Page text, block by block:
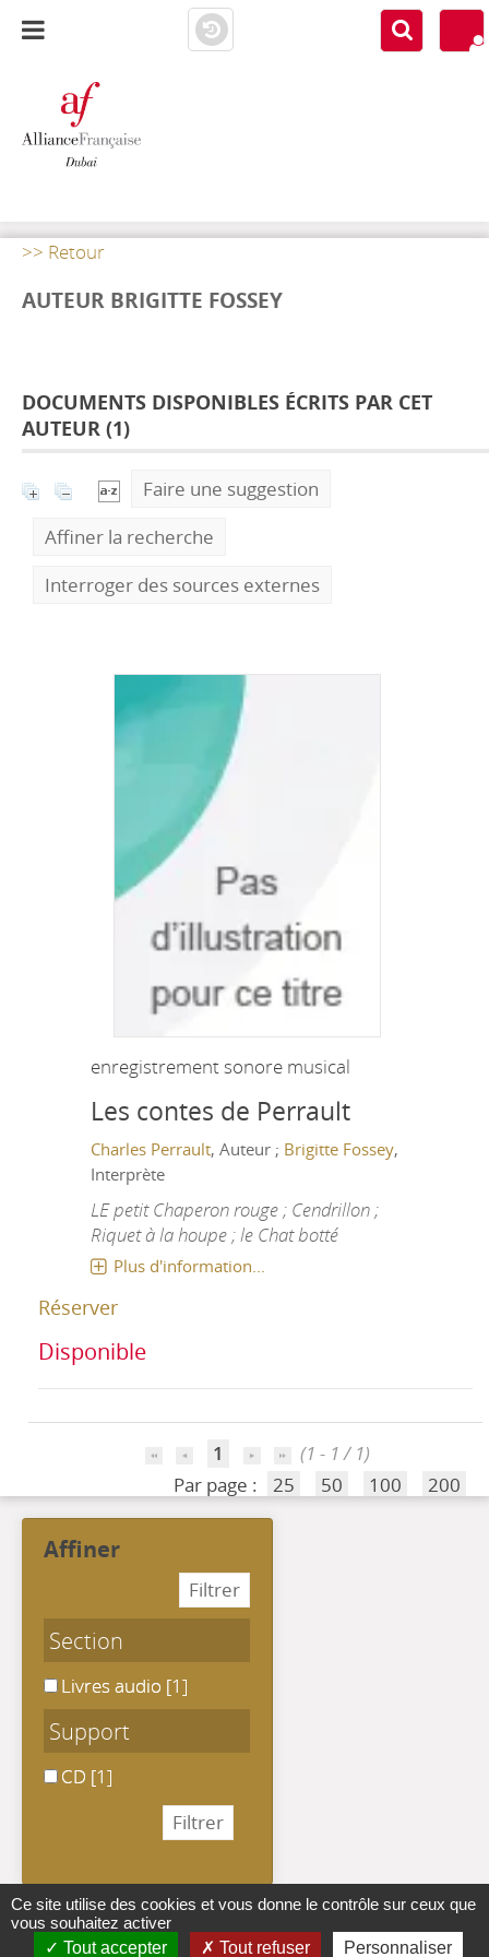
>> Retour
AUTEUR BRIGITTE FOSSEY
DOCUMENTS DISPONIBLES ÉCRITS PAR CET
AUTEUR (1)
Faire une suggestion
Affiner la recherche
Interroger des sources externes
enregistrement sonore musical
Les contes de Perrault
Charles Perrault, Auteur ; Brigitte Fossey,
Interprète
LE petit Chaperon rouge ; Cendrillon ;
Riquet à la houpe ; le Chat botté
Plus d'information...
Réserver
Disponible
1
(1 - 1 / 1)
Par page :
25 50 100 200
affiner
Section
Livres audio
Livres audio [1]
Support
CDCD [1]
Ce site utilise des cookies et vous donne le contrôle sur ceux que
vous souhaitez activer
Tout accepter
Tout refuser Personnaliser